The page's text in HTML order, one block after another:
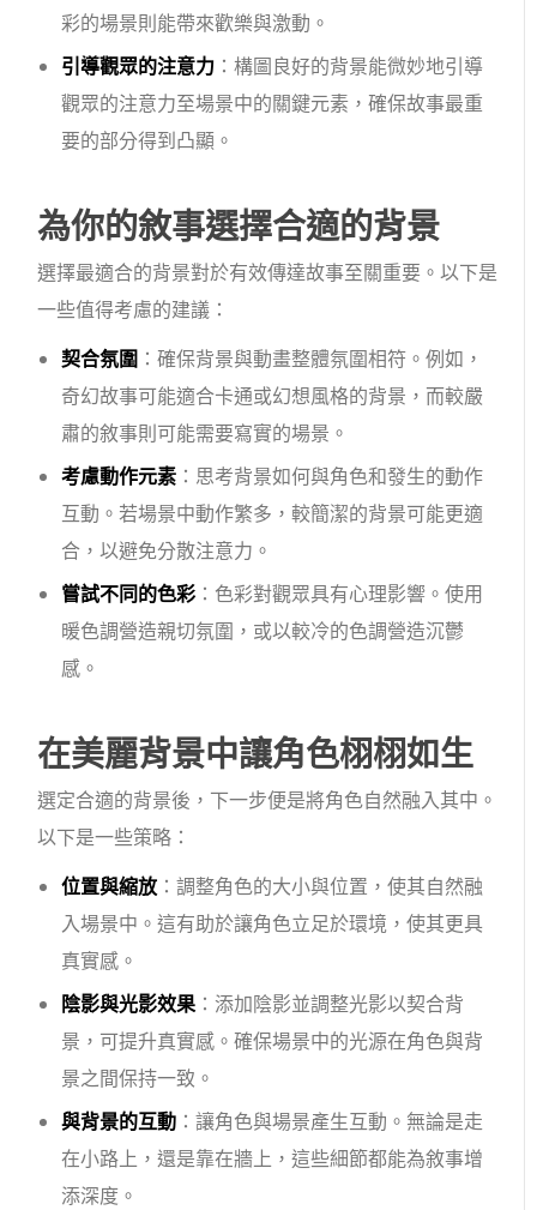
彩的場景則能帶來歡樂與激動。
引導觀眾的注意力 ：構圖良好的背景能微妙地引導
觀眾的注意力至場景中的關鍵元素，確保故事最重
要的部分得到凸顯。
為你的敘事選擇合適的背景
選擇最適合的背景對於有效傳達故事至關重要。以下是
一些值得考慮的建議：
契合氛圍 ：確保背景與動畫整體氛圍相符。例如，
奇幻故事可能適合卡通或幻想風格的背景，而較嚴
肅的敘事則可能需要寫實的場景。
考慮動作元素 ：思考背景如何與角色和發生的動作
互動。若場景中動作繁多，較簡潔的背景可能更適
合，以避免分散注意力。
嘗試不同的色彩 ：色彩對觀眾具有心理影響。使用
暖色調營造親切氛圍，或以較冷的色調營造沉鬱
感。
在美麗背景中讓角色栩栩如生
選定合適的背景後，下一步便是將角色自然融入其中。
以下是一些策略：
位置與縮放 ：調整角色的大小與位置，使其自然融
入場景中。這有助於讓角色立足於環境，使其更具
真實感。
陰影與光影效果：添加陰影並調整光影以契合背
景，可提升真實感。確保場景中的光源在角色與背
景之間保持一致。
與背景的互動 ：讓角色與場景產生互動。無論是走
在小路上，還是靠在牆上，這些細節都能為敘事增
添深度。